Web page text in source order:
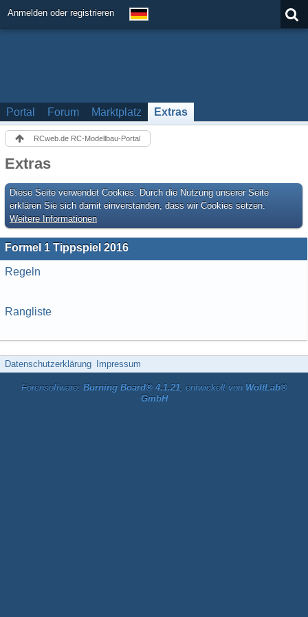
Anmelden oder registrieren
Portal Forum Marktplatz Extras
RCweb.de RC-Modellbau-Portal
Extras
Diese Seite verwendet Cookies. Durch die Nutzung unserer Seite
erklären Sie sich damit einverstanden, dass wir Cookies setzen.
Weitere Informationen
Formel 1 Tippspiel 2016
Regeln
Rangliste
Datenschutzerklärung Impressum
Forensoftware: Burning Board® 4.1.21, entwickelt von WoltLab®
GmbH